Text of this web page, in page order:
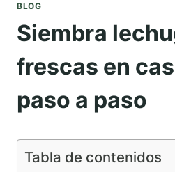
BLOG
Siembra
frescas en
paso a paso
Tabla de contenidos